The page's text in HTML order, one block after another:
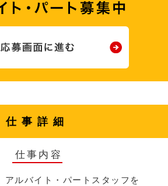
仕事詳細
仕事内容
アルバイト・パートスタッフを